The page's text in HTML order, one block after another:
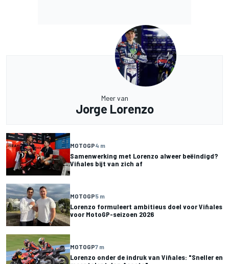
Meer van
Jorge Lorenzo
MOTOGP4 m
Samenwerking met Lorenzo alweer beëindigd?
Viñales bijt van zich af
MOTOGP5 m
Lorenzo formuleert ambitieus doel voor Viñales
voor MotoGP-seizoen 2026
MOTOGP7 m
Lorenzo onder de indruk van Viñales: "Sneller en